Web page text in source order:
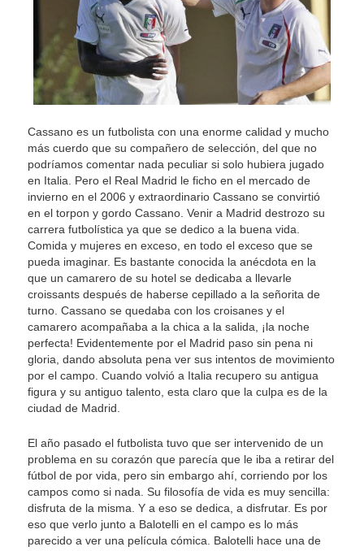
Cassano es un futbolista con una enorme calidad y mucho
más cuerdo que su compañero de selección, del que no
podríamos comentar nada peculiar si solo hubiera jugado
en Italia. Pero el Real Madrid le ficho en el mercado de
invierno en el 2006 y extraordinario Cassano se convirtió
en el torpon y gordo Cassano. Venir a Madrid destrozo su
carrera futbolística ya que se dedico a la buena vida.
Comida y mujeres en exceso, en todo el exceso que se
pueda imaginar. Es bastante conocida la anécdota en la
que un camarero de su hotel se dedicaba a llevarle
croissants después de haberse cepillado a la señorita de
turno. Cassano se quedaba con los croisanes y el
camarero acompañaba a la chica a la salida, ¡la noche
perfecta! Evidentemente por el Madrid paso sin pena ni
gloria, dando absoluta pena ver sus intentos de movimiento
por el campo. Cuando volvió a Italia recupero su antigua
figura y su antiguo talento, esta claro que la culpa es de la
ciudad de Madrid.
El año pasado el futbolista tuvo que ser intervenido de un
problema en su corazón que parecía que le iba a retirar del
fútbol de por vida, pero sin embargo ahí, corriendo por los
campos como si nada. Su filosofía de vida es muy sencilla:
disfruta de la misma. Y a eso se dedica, a disfrutar. Es por
eso que verlo junto a Balotelli en el campo es lo más
parecido a ver una película cómica. Balotelli hace una de